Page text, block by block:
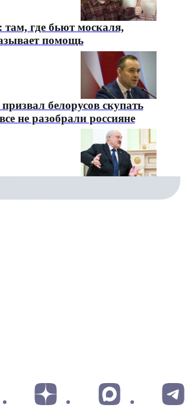
где бьют москаля,
помощь
белорусов скупать
не разобрали россияне